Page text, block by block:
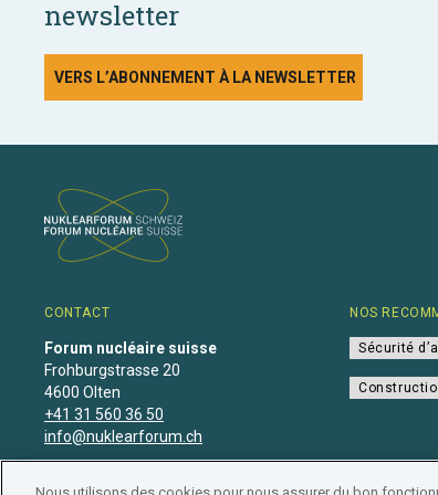
newsletter
VERS L’ABONNEMENT À LA NEWSLETTER
CONTACT
Forum nucléaire suisse
Frohburgstrasse 20
4600 Olten
+41 31 560 36 50
info@nuklearforum.ch
NOS
Sécurité